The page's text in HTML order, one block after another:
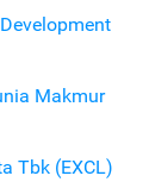
Makmur
Tbk (EXCL)